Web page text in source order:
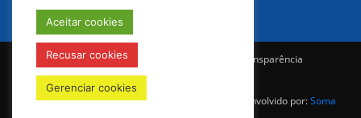
Notícias Ouvidoria
Portal da Transparência
© Todos os direitos reservados 2025-2028 | Desenvolvido por:Soma
Aceitar cookies
Recusar cookies
Gerenciar cookies